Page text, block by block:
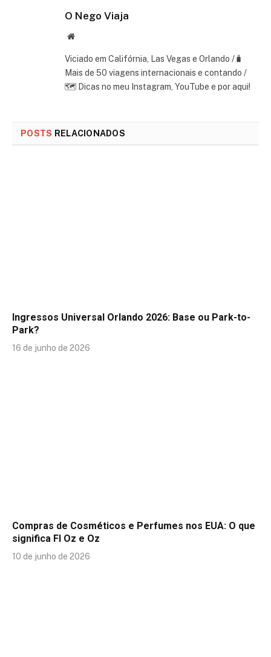
O Nego Viaja
Website
Viciado em Califórnia, Las Vegas e Orlando /🧳
Mais de 50 viagens internacionais e contando /
🗺 Dicas no meu Instagram, YouTube e por aqui!
POSTS RELACIONADOS
Ingressos Universal Orlando 2026: Base ou Park-to-
Park?
16 de junho de 2026
Compras de Cosméticos e Perfumes nos EUA: O que
significa Fl Oz e Oz
10 de junho de 2026